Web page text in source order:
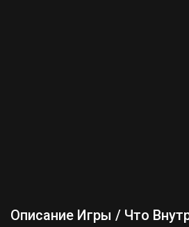
Описание Игры / Что